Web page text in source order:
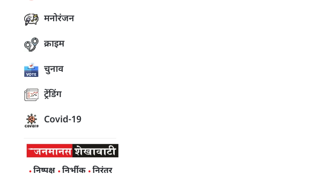
मनोरंजन
क्राइम
चुनाव
ट्रेंडिंग
Covid-19
निष्पक्ष निर्भीक निरंतर